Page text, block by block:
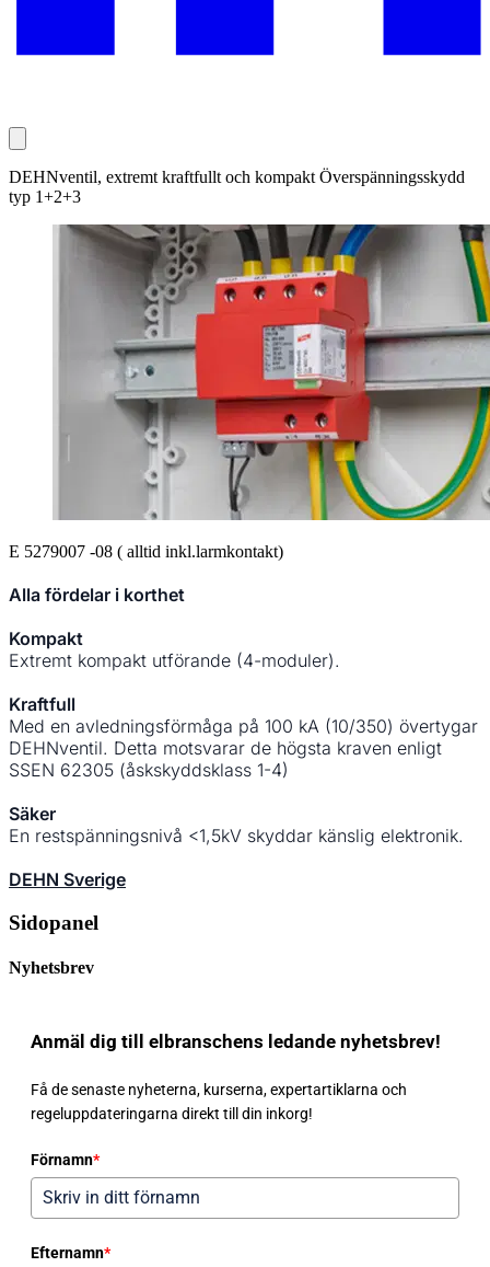
DEHNventil, extremt kraftfullt och kompakt Överspänningsskydd
typ 1+2+3
E 5279007 -08 ( alltid inkl.larmkontakt)
Alla fördelar i korthet
Kompakt
Extremt kompakt utförande (4-moduler).
Kraftfull
Med en avledningsförmåga på 100 kA (10/350) övertygar
DEHNventil. Detta motsvarar de högsta kraven enligt
SSEN 62305 (åskskyddsklass 1-4)
Säker
En restspänningsnivå <1,5kV skyddar känslig elektronik.
DEHN Sverige
Sidopanel
Nyhetsbrev
Anmäl dig till elbranschens ledande nyhetsbrev!
Få de senaste nyheterna, kurserna, expertartiklarna och
regeluppdateringarna direkt till din inkorg!
Förnamn*
Efternamn*